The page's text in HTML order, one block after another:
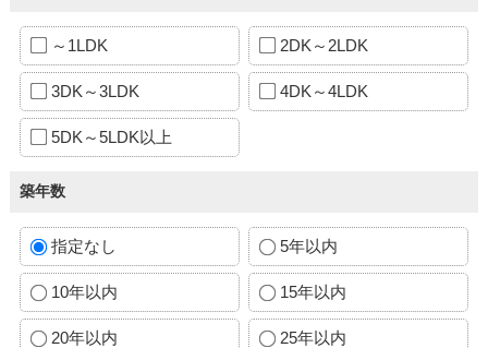
～1LDK 2DK～2LDK
3DK～3LDK 4DK～4LDK
5DK～5LDK以上
築年数
指定なし 5年以内
10年以内 15年以内
20年以内 25年以内